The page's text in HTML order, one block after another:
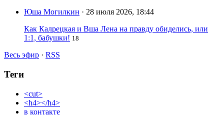
Юша Могилкин · 28 июля 2026, 18:44
Как Калрецкая и Вша Лена на правду обиделись, или
1:1, бабушки! 18
Весь эфир · RSS
Теги
<cut>
<h4></h4>
в контакте